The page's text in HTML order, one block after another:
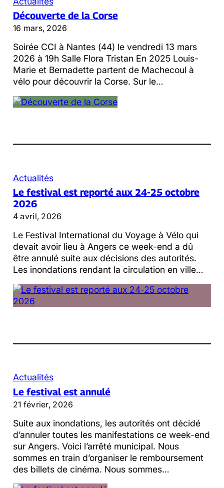
Découverte de la Corse
16 mars, 2026
Soirée CCI à Nantes (44) le vendredi 13 mars
2026 à 19h Salle Flora Tristan En 2025 Louis-
Marie et Bernadette partent de Machecoul à
vélo pour découvrir la Corse. Sur le…
Actualités
Le festival est reporté aux 24-25 octobre
2026
4 avril, 2026
Le Festival International du Voyage à Vélo qui
devait avoir lieu à Angers ce week-end a dû
être annulé suite aux décisions des autorités.
Les inondations rendant la circulation en ville…
Actualités
Le festival est annulé
21 février, 2026
Suite aux inondations, les autorités ont décidé
d’annuler toutes les manifestations ce week-end
sur Angers. Voici l’arrêté municipal. Nous
sommes en train d’organiser le remboursement
des billets de cinéma. Nous sommes…